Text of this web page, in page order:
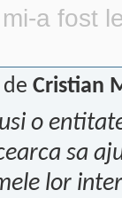
a fost
Cristian
o
sa
lor